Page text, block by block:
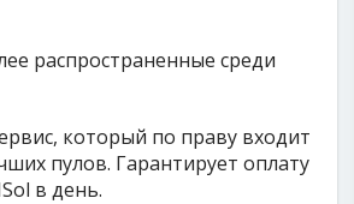
распространенные среди
который по праву входит
пулов. Гарантирует оплату
в день.